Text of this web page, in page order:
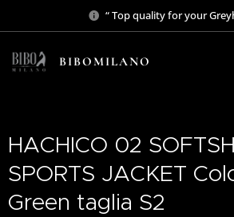
“ Top quality for your
BIBOMILANO
HACHICO 02
SPORTS JACKET
Green taglia S2